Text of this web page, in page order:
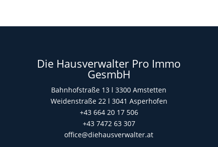
Die Hausverwalter Pro Immo
GesmbH
Bahnhofstraße 13 l 3300 Amstetten
Weidenstraße 22 l 3041 Asperhofen
+43 664 20 17 506
+43 7472 63 307
office@diehausverwalter.at